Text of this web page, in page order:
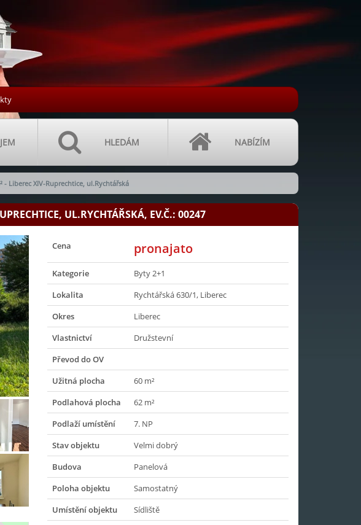
HLEDÁM NABÍZÍM
- Liberec XIV-Ruprechtice, ul.Rychtářská
UL.RYCHTÁŘSKÁ, EV.Č.: 00247
Cena pronajato
Kategorie
Byty 2+1
Lokalita
Rychtářská 630/1, Liberec
Okres
Liberec
Vlastnictví
Družstevní
Převod do OV
Užitná plocha
60 m²
Podlahová plocha
62 m²
Podlaží umístění
7. NP
Stav objektu
Velmi dobrý
Budova
Panelová
Poloha objektu
Samostatný
Umístění objektu
Sídliště